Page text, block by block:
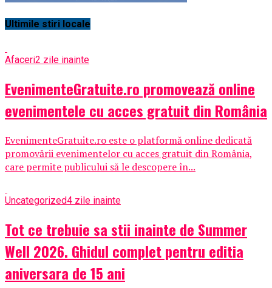
Ultimile stiri locale
Afaceri2 zile inainte
EvenimenteGratuite.ro promovează online
evenimentele cu acces gratuit din România
EvenimenteGratuite.ro este o platformă online dedicată
promovării evenimentelor cu acces gratuit din România,
care permite publicului să le descopere în...
Uncategorized4 zile inainte
Tot ce trebuie sa stii inainte de Summer
Well 2026. Ghidul complet pentru editia
aniversara de 15 ani